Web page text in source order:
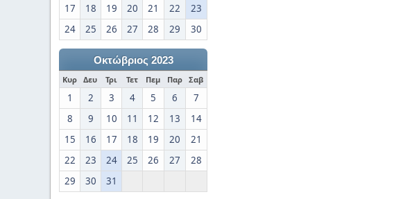
17
18 19 20 21 22
23
24
25 26 27 28 29 30
Οκτώβριος 2023
Κυρ Δευ Τρι Τετ Πεμ Παρ Σαβ
1 2 3 4 5 6
7
8
9 10 11 12 13
14
15
16 17 18 19 20
21
22
23 24 25 26 27
28
29
30 31